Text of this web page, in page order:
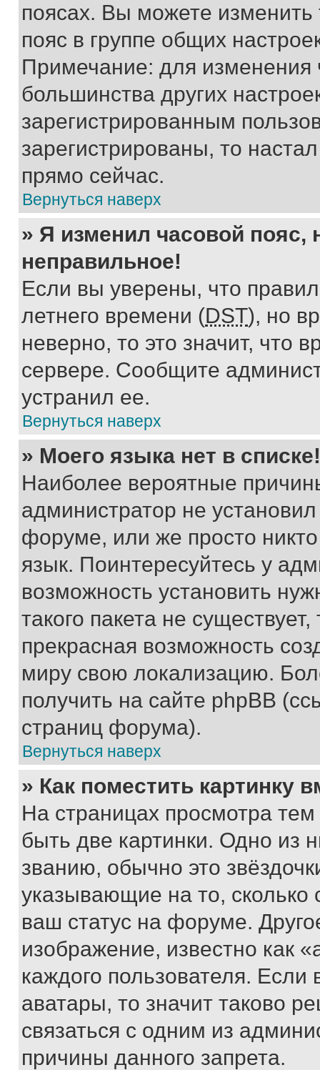
поясах. Вы можете изменить
пояс в группе общих
Примечание: для изменения
большинства других
зарегистрированным
зарегистрированы, то
прямо сейчас.
Вернуться наверх
» Я изменил часовой пояс,
неправильное!
Если вы уверены, что
летнего времени (DST), но
неверно, то это значит, что
сервере. Сообщите
устранил ее.
Вернуться наверх
» Моего языка нет в списке!
Наиболее вероятные
администратор не
форуме, или же просто
язык. Поинтересуйтесь у
возможность установить
такого пакета не
прекрасная возможность
миру свою локализацию.
получить на сайте phpBB
страниц форума).
Вернуться наверх
» Как поместить картинку
На страницах просмотра
быть две картинки. Одно из
званию, обычно это
указывающие на то,
ваш статус на форуме.
изображение, известно как
каждого пользователя.
аватары, то значит таково
связаться с одним из
причины данного запрета.